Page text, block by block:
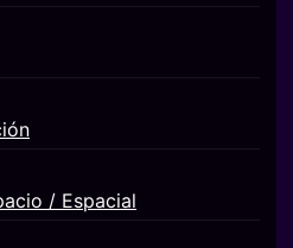
/ Espacial